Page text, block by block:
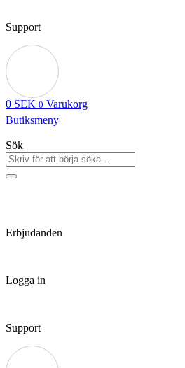
Support
0 SEK 0 Varukorg
Butiksmeny
Sök
Erbjudanden
Logga in
Support